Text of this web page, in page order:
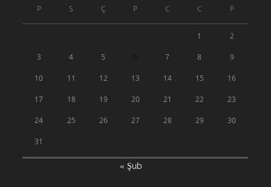
P S Ç P C C P
1 2
3 4 5 7 8 9
10 11 12 13 14 15 16
17 18 19 20 21 22 23
24 25 26 27 28 29 30
31
« Şub